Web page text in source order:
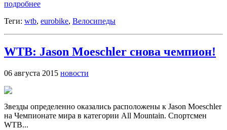
подробнее
Теги: wtb, eurobike, Велосипеды
WTB: Jason Moeschler снова чемпион!
06 августа 2015 новости
Звезды определенно оказались расположены к Jason Moeschler
на Чемпионате мира в категории All Mountain. Спортсмен
WTB...